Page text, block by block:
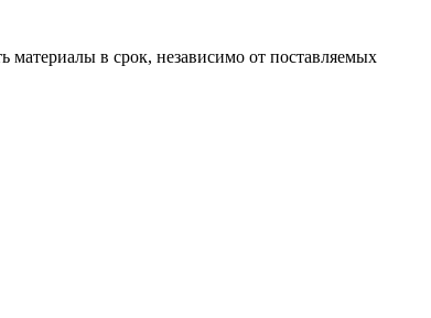
материалы в срок, независимо от поставляемых